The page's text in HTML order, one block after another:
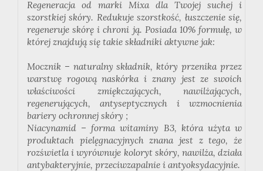
Regeneracja od marki Mixa dla Twojej suchej i
szorstkiej skóry. Redukuje szorstkość, łuszczenie się,
regeneruje skórę i chroni ją. Posiada 10% formułę, w
której znajdują się takie składniki aktywne jak:
Mocznik – naturalny składnik, który przenika przez
warstwę rogową naskórka i znany jest ze swoich
właściwości zmiękczających, nawilżających,
regenerujących, antyseptycznych i wzmocnienia
bariery ochronnej skóry ;
Niacynamid – forma witaminy B3, która użyta w
produktach pielęgnacyjnych znana jest z tego, że
rozświetla i wyrównuje koloryt skóry, nawilża, działa
antybakteryjnie, przeciwzapalnie i antyoksydacyjnie.